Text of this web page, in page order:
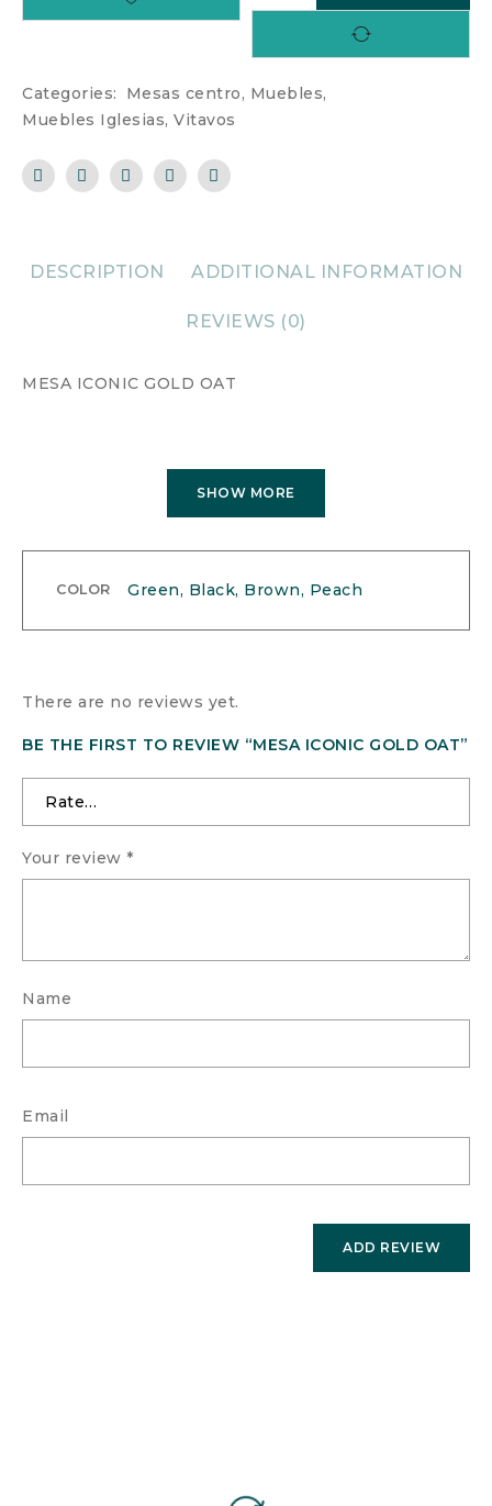
Categories: Mesas centro, Muebles,
Muebles Iglesias, Vitavos
DESCRIPTION ADDITIONAL INFORMATION
REVIEWS (0)
MESA ICONIC GOLD OAT
SHOW MORE
COLOR Green, Black, Brown, Peach
There are no reviews yet.
BE THE FIRST TO REVIEW “MESA ICONIC GOLD OAT”
Your review *
Name
Email